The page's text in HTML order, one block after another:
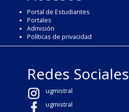
Portal de Estudiantes
Portales
Admisión
Políticas de privacidad
Redes Sociales
ugmistral
ugmistral